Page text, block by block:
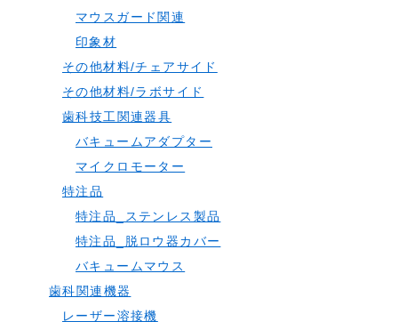
マウスガード関連
印象材
その他材料/チェアサイド
その他材料/ラボサイド
歯科技工関連器具
バキュームアダプター
マイクロモーター
特注品
特注品_ステンレス製品
特注品_脱ロウ器カバー
バキュームマウス
歯科関連機器
レーザー溶接機